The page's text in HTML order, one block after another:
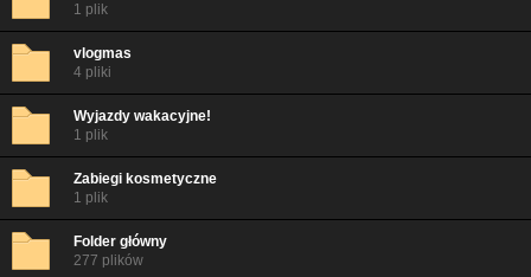
1 plik
vlogmas
4 pliki
Wyjazdy wakacyjne!
1 plik
Zabiegi kosmetyczne
1 plik
Folder główny
277 plików